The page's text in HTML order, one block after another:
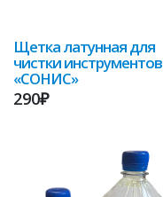
Щетка латунная для
чистки инструментов
«СОНИС»
290₽